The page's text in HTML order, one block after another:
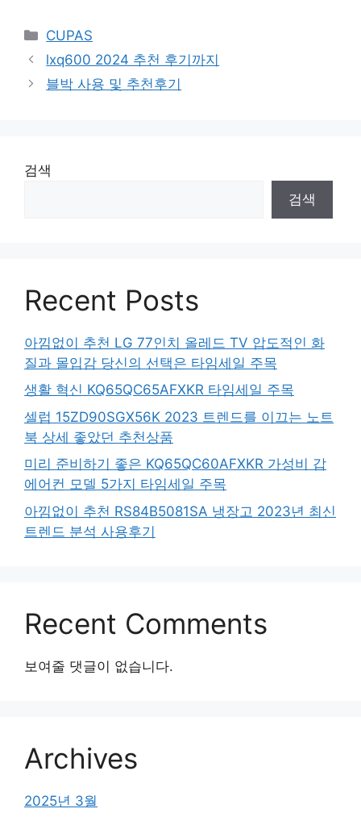
Categories
CUPAS
lxq600 2024 추천 후기까지
블박 사용 및 추천후기
검색
검색
Recent Posts
아낌없이 추천 LG 77인치 올레드 TV 압도적인 화
질과 몰입감 당신의 선택은 타임세일 주목
생활 혁신 KQ65QC65AFXKR 타임세일 주목
셀럽 15ZD90SGX56K 2023 트렌드를 이끄는 노트
북 상세 좋았던 추천상품
미리 준비하기 좋은 KQ65QC60AFXKR 가성비 갑
에어컨 모델 5가지 타임세일 주목
아낌없이 추천 RS84B5081SA 냉장고 2023년 최신
트렌드 분석 사용후기
Recent Comments
보여줄 댓글이 없습니다.
Archives
2025년 3월